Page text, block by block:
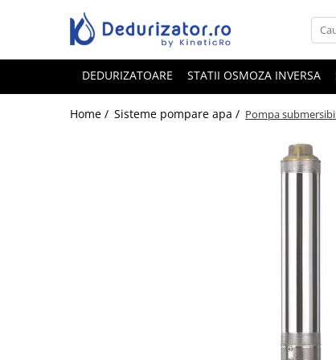
DEDURIZATOARE STATII OSMOZA INVERSA
Home / Sisteme pompare apa / Pompa